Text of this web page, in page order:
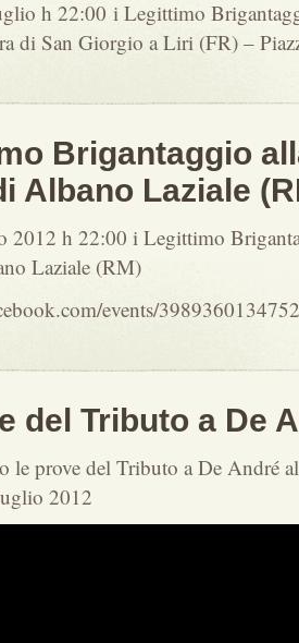
h 22:00 i Legittimo
di San Giorgio a Liri (FR) –
Brigantaggio
Albano Laziale
2012 h 22:00 i Legittimo
Laziale (RM)
events/
del Tributo a De
le prove del Tributo a De André
2012